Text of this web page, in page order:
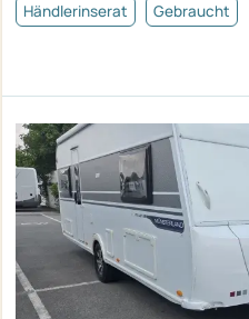
Händlerinserat Gebraucht